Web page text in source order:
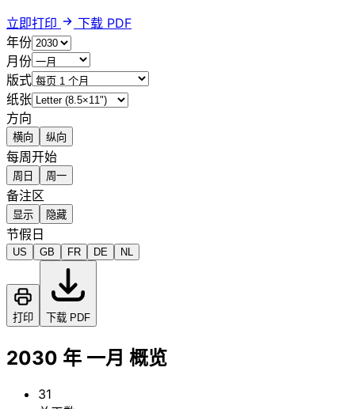
立即打印
下载 PDF
年份
月份
版式
纸张
方向
横向 纵向
每周开始
周日 周一
备注区
显示 隐藏
节假日
US GB FR DE NL
打印 下载 PDF
2030 年 一月 概览
31